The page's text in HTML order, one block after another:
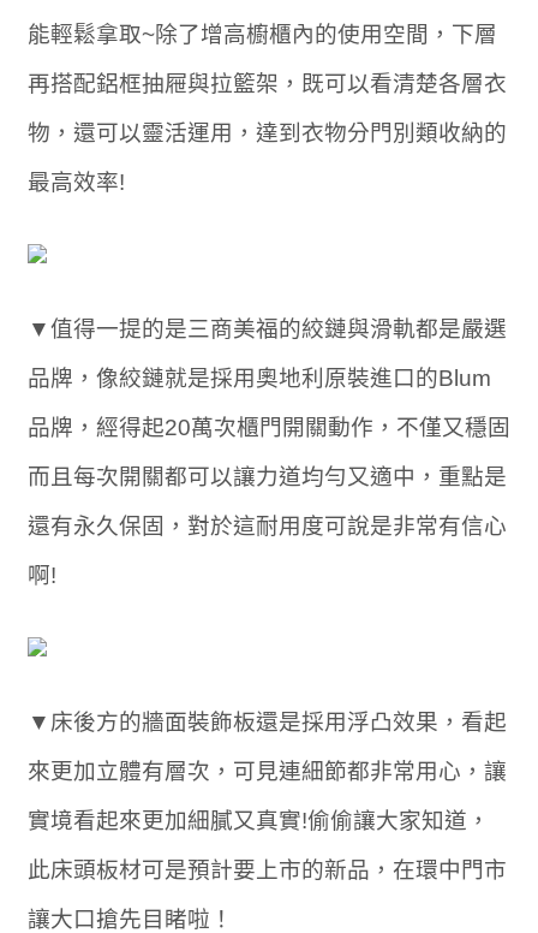
能輕鬆拿取~除了增高櫥櫃內的使用空間，下層
再搭配鋁框抽屜與拉籃架，既可以看清楚各層衣
物，還可以靈活運用，達到衣物分門別類收納的
最高效率!
▼值得一提的是三商美福的絞鏈與滑軌都是嚴選
品牌，像絞鏈就是採用奧地利原裝進口的Blum
品牌，經得起20萬次櫃門開關動作，不僅又穩固
而且每次開關都可以讓力道均勻又適中，重點是
還有永久保固，對於這耐用度可說是非常有信心
啊!
▼床後方的牆面裝飾板還是採用浮凸效果，看起
來更加立體有層次，可見連細節都非常用心，讓
實境看起來更加細膩又真實!偷偷讓大家知道，
此床頭板材可是預計要上市的新品，在環中門市
讓大口搶先目睹啦！